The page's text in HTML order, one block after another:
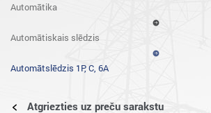
Automātika
Automātiskais slēdzis
Automātslēdzis 1P, C, 6A
Atgriezties uz preču sarakstu